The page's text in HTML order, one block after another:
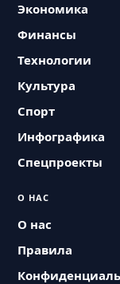
Экономика
Финансы
Технологии
Культура
Спорт
Инфографика
Спецпроекты
О НАС
О нас
Правила